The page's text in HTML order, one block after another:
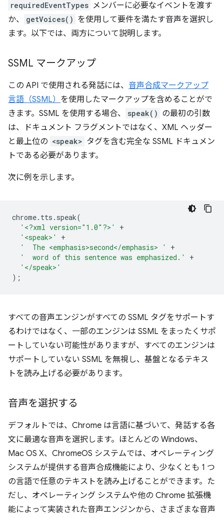
requiredEventTypes メンバーに必要なイベントを渡す
か、
getVoices() を使用して要件を満たす音声を選択し
ます。以下では、両方について説明します。
SSML マークアップ
この API で使用される発話には、 音声合成マークアップ
言語（SSML） を使用したマークアップを含めることがで
きます。SSML を使用する場合、
speak() の最初の引数
は、ドキュメント フラグメントではなく、XML ヘッダー
と最上位の <speak> タグを含む完全な SSML ドキュメン
トである必要があります。
次に例を示します。
chrome. tts . speak(
'<?xml version="1.0"?>'
+
'<speak>'
+
'  The <emphasis>second</emphasis> '
+
'  word of this sentence was emphasized.'
+
'</speak>'
);
すべての音声エンジンがすべての SSML タグをサポートす
るわけではなく、一部のエンジンは SSML をまったくサポ
ートしていない可能性がありますが、すべてのエンジンは
サポートしていない SSML を無視し、基盤となるテキス
トを読み上げる必要があります。
音声を選択する
デフォルトでは、Chrome は言語に基づいて、発話する各
文に最適な音声を選択します。ほとんどの Windows、
Mac OS X、ChromeOS システムでは、オペレーティング
システムが提供する音声合成機能により、少なくとも 1 つ
の言語で任意のテキストを読み上げることができます。た
だし、オペレーティング システムや他の Chrome 拡張機
能によって実装された音声エンジンから、さまざまな音声